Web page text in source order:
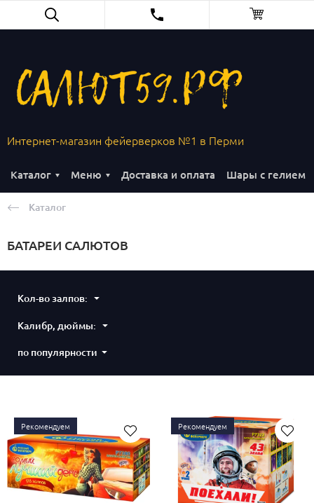
Интернет-магазин фейерверков №1 в Перми
Каталог Меню Доставка и оплата Шары с гелием
Каталог
БАТАРЕИ САЛЮТОВ
Кол-во залпов:
Калибр, дюймы:
по популярности
Рекомендуем Рекомендуем